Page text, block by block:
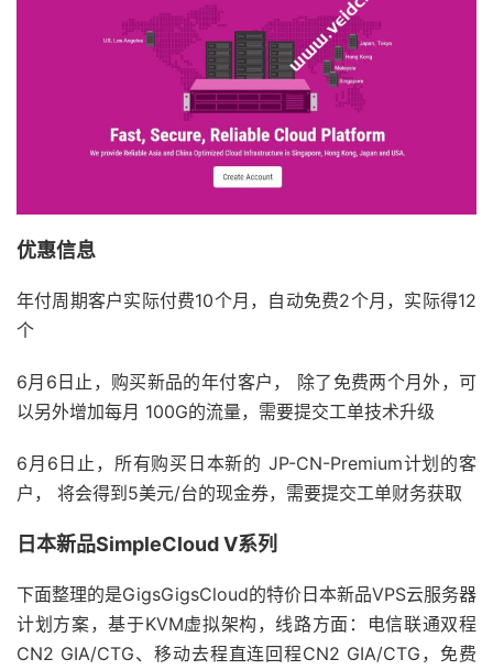
优惠信息
年付周期客户实际付费10个月，自动免费2个月，实际得12
个
6月6日止，购买新品的年付客户， 除了免费两个月外，可
以另外增加每月 100G的流量，需要提交工单技术升级
6月6日止，所有购买日本新的 JP-CN-Premium计划的客
户， 将会得到5美元/台的现金券，需要提交工单财务获取
日本新品SimpleCloud V系列
下面整理的是GigsGigsCloud的特价日本新品VPS云服务器
计划方案，基于KVM虚拟架构，线路方面：电信联通双程
CN2 GIA/CTG、移动去程直连回程CN2 GIA/CTG，免费